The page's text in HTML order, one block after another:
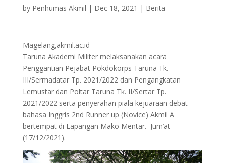
by Penhumas Akmil | Dec 18, 2021 | Berita
Magelang,akmil.ac.id
Taruna Akademi Militer melaksanakan acara
Penggantian Pejabat Pokdokorps Taruna Tk.
III/Sermadatar Tp. 2021/2022 dan Pengangkatan
Lemustar dan Poltar Taruna Tk. II/Sertar Tp.
2021/2022 serta penyerahan piala kejuaraan debat
bahasa Inggris 2nd Runner up (Novice) Akmil A
bertempat di Lapangan Mako Mentar. Jum’at
(17/12/2021).